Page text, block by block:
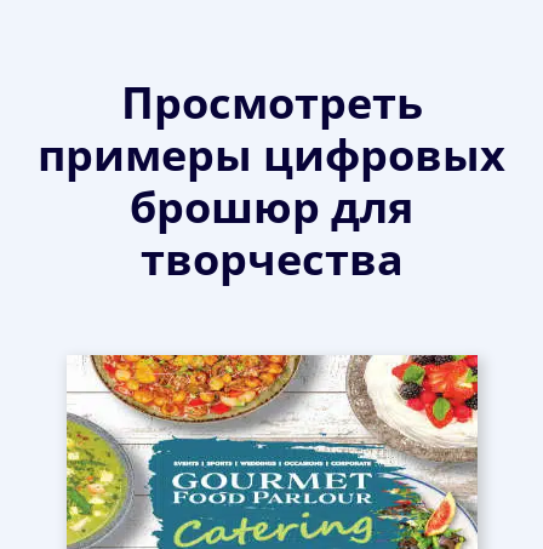
Просмотреть
примеры цифровых
брошюр для
творчества